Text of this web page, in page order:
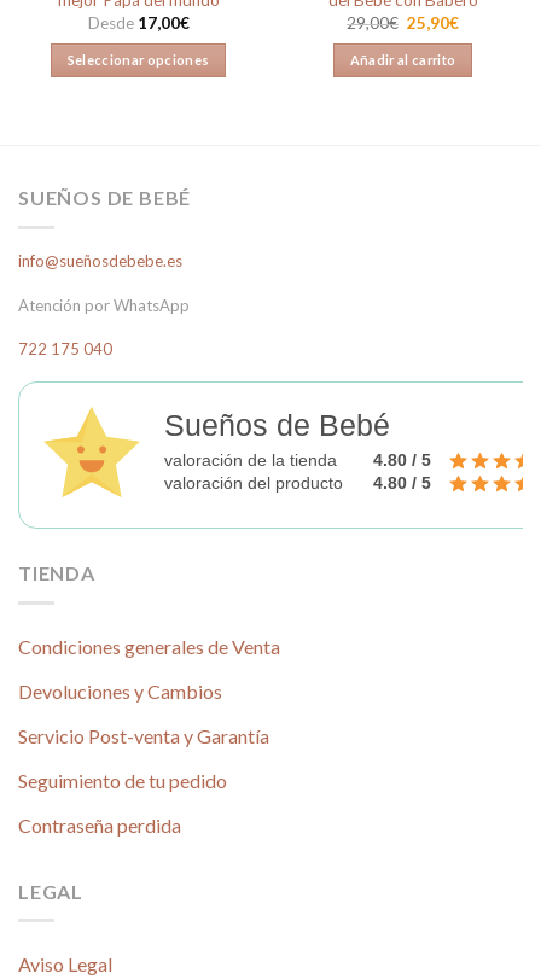
Desde 17,00€
Seleccionar opciones
variantes.
se
elegir
producto
29,00€ El
precio
original
era:
29,00€.
25,90€El
25,90€.
Añadir al carrito
SUEÑOS DE BEBÉ
info@sueñosdebebe.es
Atención por WhatsApp
722 175 040
Sueños de Bebé
valoración de la tienda
4.80 / 5
valoración del producto
4.80 / 5
TIENDA
Condiciones generales de Venta
Devoluciones y Cambios
Servicio Post-venta y Garantía
Seguimiento de tu pedido
Contraseña perdida
LEGAL
Aviso Legal